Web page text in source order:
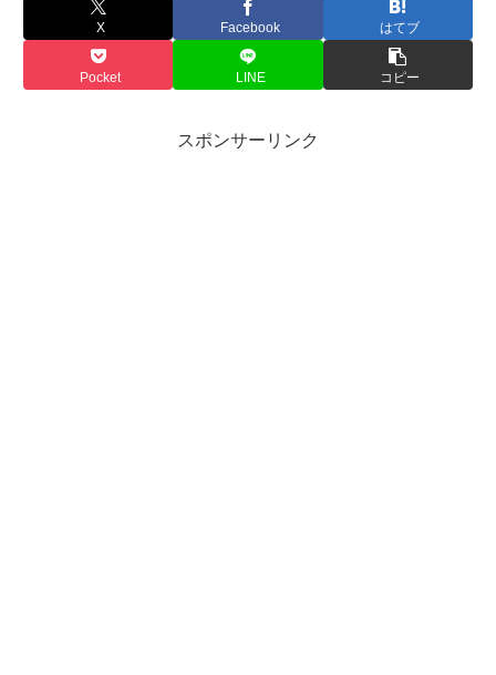
X Facebook はてブ
Pocket LINE コピー
スポンサーリンク